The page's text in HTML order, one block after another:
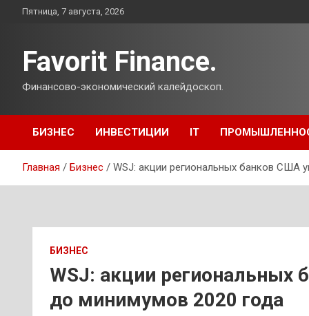
ПерейтиПятница, 7 августа, 2026
Favorit Finance.
Финансово-экономический калейдоскоп.
БИЗНЕС ИНВЕСТИЦИИ IT
Главная Бизнес WSJ: акции региональных банков США
БИЗНЕС
WSJ: акции региональных
до минимумов 2020 года